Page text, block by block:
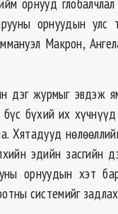
орнуудын улс
Макрон,
дэг журмыг эвдэж
бүс бүхий их
Хятадууд
эдийн засгийн
орнуудын хэт
системийг